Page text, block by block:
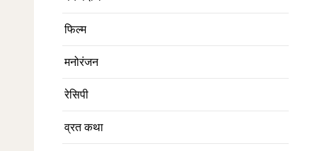
फिल्म
मनोरंजन
रेसिपी
व्रत कथा